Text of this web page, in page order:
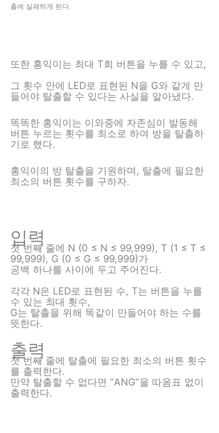
출에 실패하게 된다.
또한 홍익이는 최대 T회 버튼을 누를 수 있고,
그 횟수 안에 LED로 표현된 N을 G와 같게 만
들어야 탈출할 수 있다는 사실을 알아냈다.
똑똑한 홍익이는 이와중에 자존심이 발동해
버튼 누르는 횟수를 최소로 하여 방을 탈출하
기로 했다.
홍익이의 방 탈출을 기원하며, 탈출에 필요한
최소의 버튼 횟수를 구하자.
입력
첫 번째 줄에 N (0 ≤ N ≤ 99,999), T (1 ≤ T ≤
99,999), G (0 ≤ G ≤ 99,999)가
공백 하나를 사이에 두고 주어진다.
각각 N은 LED로 표현된 수, T는 버튼을 누를
수 있는 최대 횟수,
G는 탈출을 위해 똑같이 만들어야 하는 수를
뜻한다.
출력
첫 번째 줄에 탈출에 필요한 최소의 버튼 횟수
를 출력한다.
만약 탈출할 수 없다면 “ANG”을 따옴표 없이
출력한다.